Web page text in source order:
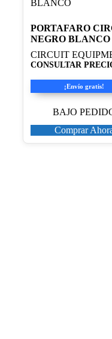
PORTAFARO
NEGRO BLANCO
CIRCUIT
CONSULTAR
¡Envío gratis!
BAJO
Comprar